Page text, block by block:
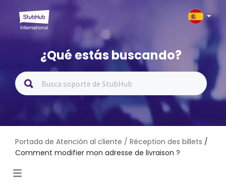
¿Qué estás buscando?
Portada de Atención al cliente / Réception des billets /
Comment modifier mon adresse de livraison ?